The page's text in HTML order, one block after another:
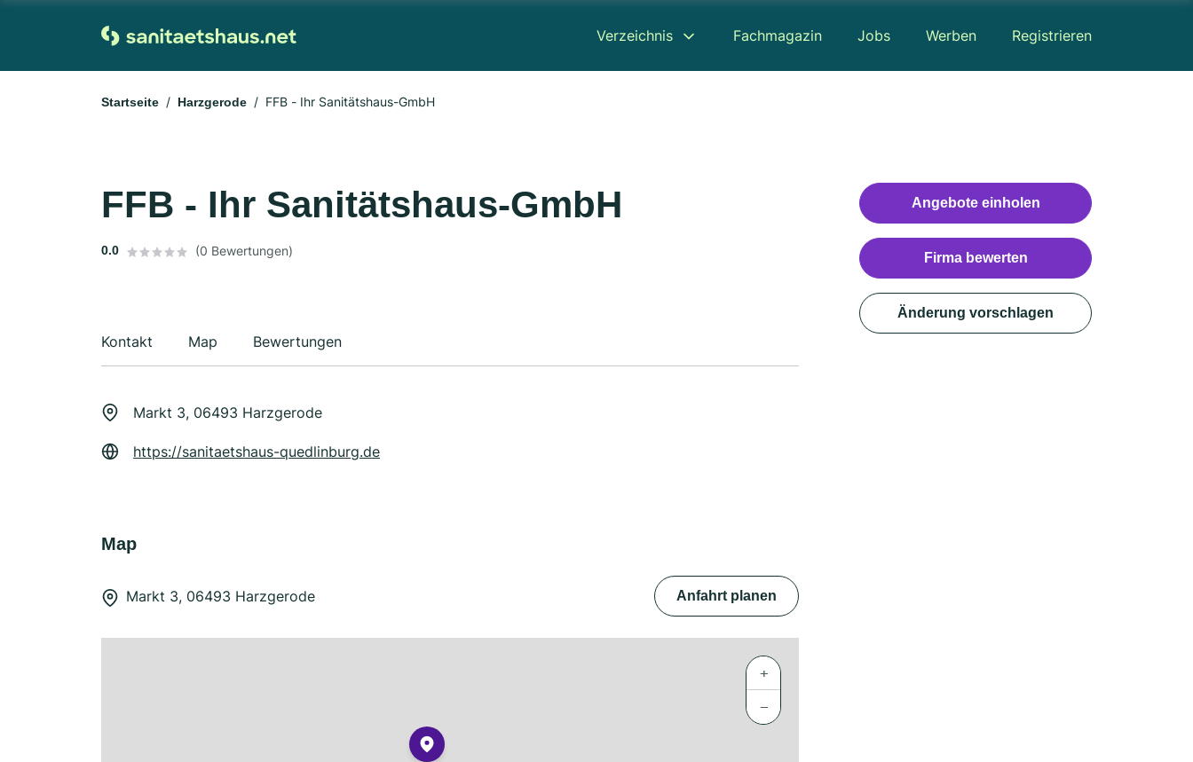
Verzeichnis Fachmagazin Jobs Werben Registrieren
Startseite Harzgerode FFB - Ihr Sanitätshaus-GmbH
FFB - Ihr Sanitätshaus-GmbH
0.0 (0 Bewertungen)
Kontakt Map Bewertungen
Markt 3, 06493 Harzgerode
https://sanitaetshaus-quedlinburg.de
Map
Markt 3, 06493 Harzgerode Anfahrt planen
+
−
Angebote einholen
Firma bewerten
Änderung vorschlagen